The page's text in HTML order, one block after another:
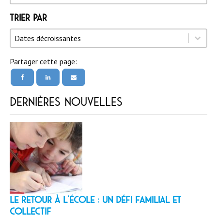
Trier par
Trier par
Trier par
Dates décroissantes
Trier par
Partager cette page:
Dernières nouvelles
LE RETOUR À L’ÉCOLE : un défi familial et
collectif